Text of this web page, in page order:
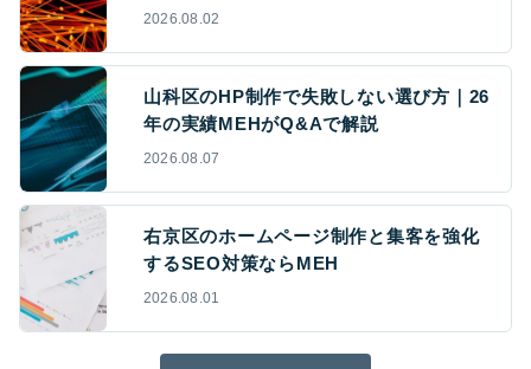
2026.08.02
山科区のHP制作で失敗しない選び方｜26
年の実績MEHがQ&Aで解説
2026.08.07
右京区のホームページ制作と集客を強化
するSEO対策ならMEH
2026.08.01